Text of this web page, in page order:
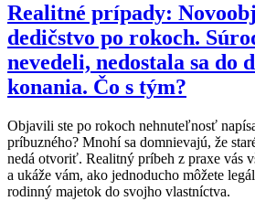
Realitné prípady:
dedičstvo po rokoch.
nevedeli, nedostala sa do
konania. Čo s tým?
Objavili ste po rokoch nehnuteľnosť
príbuzného? Mnohí sa domnievajú, že
nedá otvoriť. Realitný príbeh z praxe vás
a ukáže vám, ako jednoducho môžete
rodinný majetok do svojho vlastníctva.